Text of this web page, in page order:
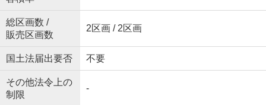
総区画数 /
販売区画数
2区画 / 2区画
国土法届出要否 不要
その他法令上の
制限
-